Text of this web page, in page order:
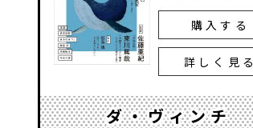
購入する
詳しく見る
ダ・ヴィンチ